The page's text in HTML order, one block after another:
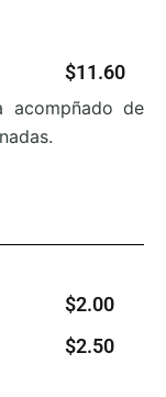
$11.60
de
$2.00
$2.50